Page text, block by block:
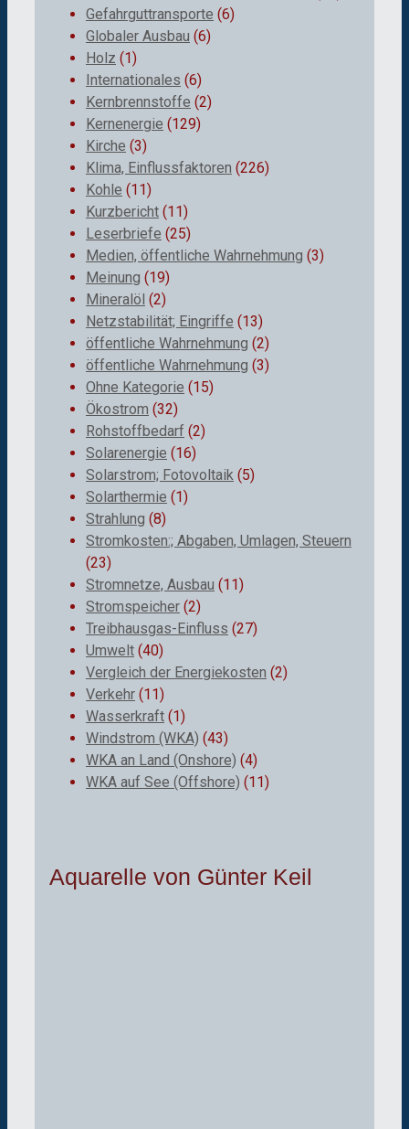
Gefahrguttransporte (6)
Globaler Ausbau (6)
Holz (1)
Internationales (6)
Kernbrennstoffe (2)
Kernenergie (129)
Kirche (3)
Klima, Einflussfaktoren (226)
Kohle (11)
Kurzbericht (11)
Leserbriefe (25)
Medien, öffentliche Wahrnehmung (3)
Meinung (19)
Mineralöl (2)
Netzstabilität; Eingriffe (13)
öffentliche Wahrnehmung (2)
öffentliche Wahrnehmung (3)
Ohne Kategorie (15)
Ökostrom (32)
Rohstoffbedarf (2)
Solarenergie (16)
Solarstrom; Fotovoltaik (5)
Solarthermie (1)
Strahlung (8)
Stromkosten:; Abgaben, Umlagen, Steuern
(23)
Stromnetze, Ausbau (11)
Stromspeicher (2)
Treibhausgas-Einfluss (27)
Umwelt (40)
Vergleich der Energiekosten (2)
Verkehr (11)
Wasserkraft (1)
Windstrom (WKA) (43)
WKA an Land (Onshore) (4)
WKA auf See (Offshore) (11)
Aquarelle von Günter Keil